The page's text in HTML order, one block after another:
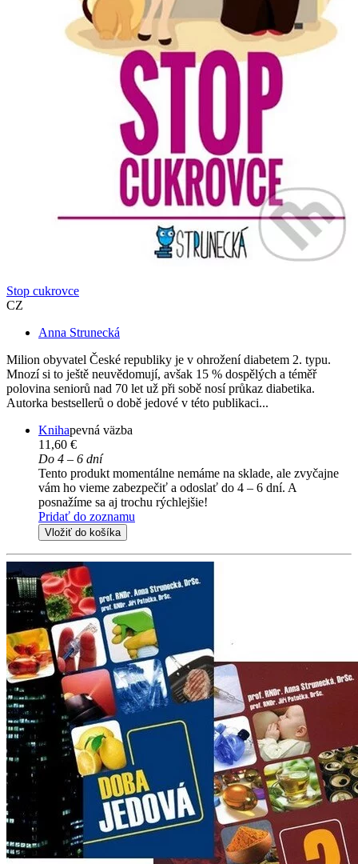
Stop cukrovce
CZ
Anna Strunecká
Milion obyvatel České republiky je v ohrožení diabetem 2. typu.
Mnozí si to ještě neuvědomují, avšak 15 % dospělých a téměř
polovina seniorů nad 70 let už při sobě nosí průkaz diabetika.
Autorka bestsellerů o době jedové v této publikaci...
Knihapevná väzba
11,60 €
Do 4 – 6 dní
Tento produkt momentálne nemáme na sklade, ale zvyčajne
vám ho vieme zabezpečiť a odoslať do 4 – 6 dní. A
posnažíme sa aj trochu rýchlejšie!
Pridať do zoznamu
Vložiť do košíka